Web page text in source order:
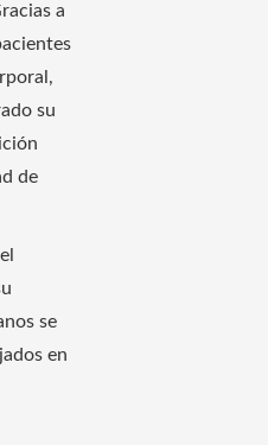
a
su
de
se
en